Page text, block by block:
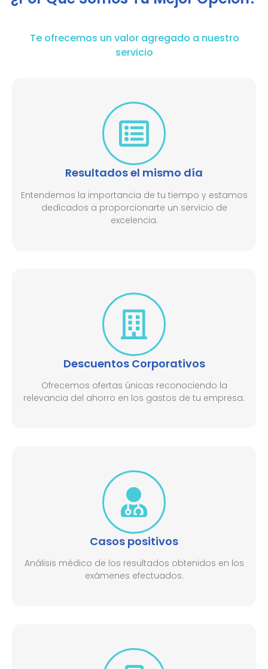
Te ofrecemos un valor agregado a nuestro
servicio
Resultados el mismo día
Entendemos la importancia de tu tiempo y estamos
dedicados a proporcionarte un servicio de
excelencia.
Descuentos Corporativos
Ofrecemos ofertas únicas reconociendo la
relevancia del ahorro en los gastos de tu empresa.
Casos positivos
Análisis médico de los resultados obtenidos en los
exámenes efectuados.